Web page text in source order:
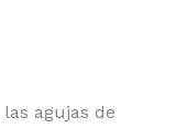
agujas de